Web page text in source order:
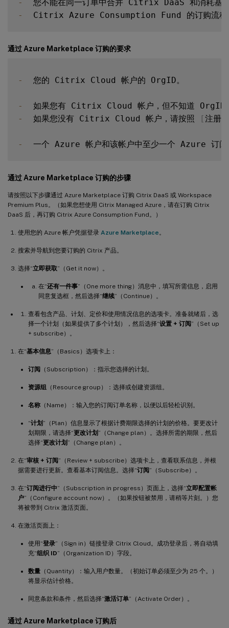
-
-
通过 Azure Marketplace 订购的要求
-
  您的 Citrix Cloud 帐户的 OrgID。
-
-
  如果您没有 Citrix Cloud 帐户，请按照
[注
-
通过 Azure Marketplace 订购的步骤
请按照以下步骤通过 Azure Marketplace 订购 Citrix DaaS 或 Workspace
Premium Plus。（如果您想使用 Citrix Managed Azure，请在订购 Citrix
DaaS 后，再订购 Citrix Azure Consumption Fund。）
使用您的 Azure 帐户凭据登录 Azure Marketplace 。
搜索并导航到您要订购的 Citrix 产品。
选择“立即获取”（Get it now）。
在“还有一件事”（One more thing）消息中，填写所需信息，启用
同意复选框，然后选择“继续”（Continue）。
查看包含产品、计划、定价和使用情况信息的选项卡。准备就绪后，选
择一个计划（如果提供了多个计划），然后选择“设置 + 订阅”（Set up
+ subscribe）。
在“基本信息”（Basics）选项卡上：
订阅 （Subscription）：指示您选择的计划。
资源组 （Resource group）：选择或创建资源组。
名称 （Name）：输入您的订阅订单名称，以便以后轻松识别。
“计划 ”（Plan）信息显示了根据计费期限选择的计划的价格。要更改计
划期限，请选择“更改计划 ”（Change plan）。选择所需的期限，然后
选择“更改计划 ”（Change plan）。
在“审核 + 订阅”（Review + subscribe）选项卡上，查看联系信息，并根
据需要进行更新。查看基本订阅信息。选择“订阅”（Subscribe）。
在“订阅进行中”（Subscription in progress）页面上，选择“立即配置帐
户”（Configure account now）。（如果按钮被禁用，请稍等片刻。）您
将被带到 Citrix 激活页面。
在激活页面上：
使用“登录”（Sign in）链接登录 Citrix Cloud。成功登录后，将自动填
充“组织 ID”（Organization ID）字段。
数量 （Quantity）：输入用户数量。（初始订单必须至少为 25 个。）
将显示估计价格。
同意条款和条件，然后选择“激活订单”（Activate Order）。
通过 Azure Marketplace 订购后